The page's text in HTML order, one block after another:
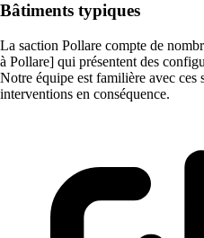
Bâtiments typiques
La saction Pollare compte de
à Pollare] qui présentent des
Notre équipe est familière avec ces
interventions en conséquence.